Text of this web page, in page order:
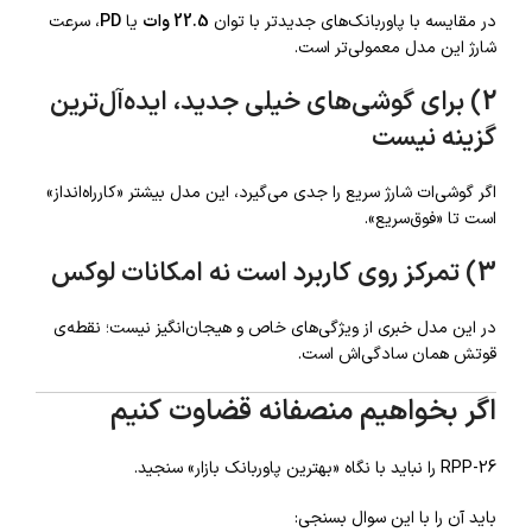
در مقایسه با پاوربانک‌های جدیدتر با توان 22.5 وات یاPD، سرعت
شارژ این مدل معمولی‌تر است.
2) برای گوشی‌های خیلی جدید، ایده‌آل‌ترین
گزینه نیست
اگر گوشی‌ات شارژ سریع را جدی می‌گیرد، این مدل بیشتر «کارراه‌انداز»
است تا «فوق‌سریع».
3) تمرکز روی کاربرد است نه امکانات لوکس
در این مدل خبری از ویژگی‌های خاص و هیجان‌انگیز نیست؛ نقطه‌ی
قوتش همان سادگی‌اش است.
اگر بخواهیم منصفانه قضاوت کنیم
RPP-26 را نباید با نگاه «بهترین پاوربانک بازار» سنجید.
باید آن را با این سوال بسنجی: